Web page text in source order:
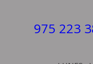
975 223